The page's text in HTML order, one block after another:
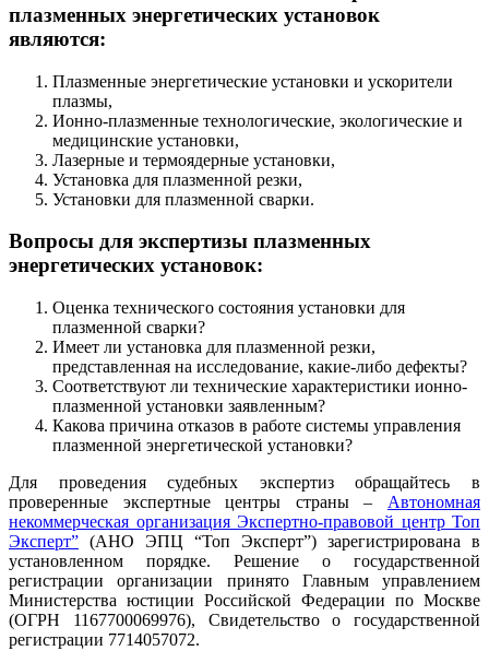
плазменных энергетических установок
являются:
Плазменные энергетические установки и ускорители
плазмы,
Ионно-плазменные технологические, экологические и
медицинские установки,
Лазерные и термоядерные установки,
Установка для плазменной резки,
Установки для плазменной сварки.
Вопросы для экспертизы плазменных
энергетических установок:
Оценка технического состояния установки для
плазменной сварки?
Имеет ли установка для плазменной резки,
представленная на исследование, какие-либо дефекты?
Соответствуют ли технические характеристики ионно-
плазменной установки заявленным?
Какова причина отказов в работе системы управления
плазменной энергетической установки?
Для проведения судебных экспертиз обращайтесь в
проверенные экспертные центры страны – Автономная
некоммерческая организация Экспертно-правовой центр Топ
Эксперт” (АНО ЭПЦ “Топ Эксперт”) зарегистрирована в
установленном порядке. Решение о государственной
регистрации организации принято Главным управлением
Министерства юстиции Российской Федерации по Москве
(ОГРН 1167700069976), Свидетельство о государственной
регистрации 7714057072.